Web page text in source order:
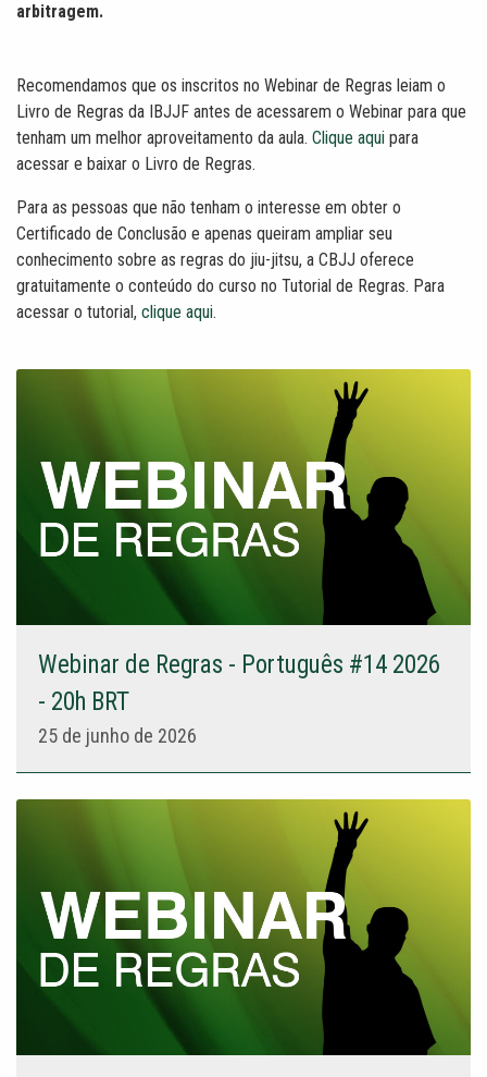
arbitragem.
Recomendamos que os inscritos no Webinar de Regras leiam o
Livro de Regras da IBJJF antes de acessarem o Webinar para que
tenham um melhor aproveitamento da aula. Clique aqui para
acessar e baixar o Livro de Regras.
Para as pessoas que não tenham o interesse em obter o
Certificado de Conclusão e apenas queiram ampliar seu
conhecimento sobre as regras do jiu-jitsu, a CBJJ oferece
gratuitamente o conteúdo do curso no Tutorial de Regras. Para
acessar o tutorial, clique aqui.
Webinar de Regras - Português #14 2026
- 20h BRT
25 de junho de 2026